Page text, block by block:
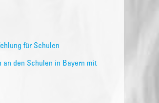
für Schulen
an den Schulen in Bayern mit